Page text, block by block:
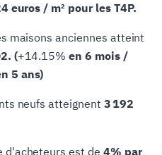
euros / m² pour les T4P.
maisons anciennes atteint
(+14.15% en 6 mois /
5 ans)
neufs atteignent 3 192
d'acheteurs est de 4% par